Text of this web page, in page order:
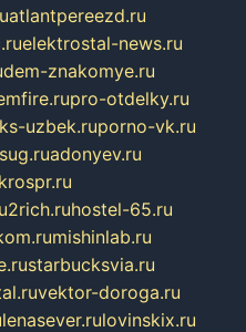
atlantpereezd.ru
elektrostal-news.ru
znakomye.ru
pro-otdelky.ru
uzbek.ruporno-vk.ru
adonyev.ru
krospr.ru
2rich.ruhostel-65.ru
mishinlab.ru
starbucksvia.ru
vektor-doroga.ru
lenasever.rulovinskix.ru